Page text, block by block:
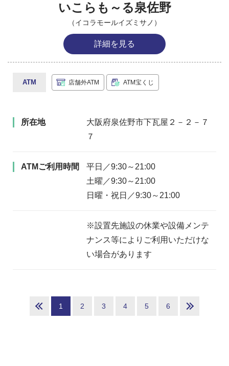
いこらも～る泉佐野
（イコラモールイズミサノ）
詳細を見る
ATM 店舗外ATM ATM宝くじ
所在地
大阪府泉佐野市下瓦屋２－２－７
７
ATMご利用時間
平日／9:30～21:00
土曜／9:30～21:00
日曜・祝日／9:30～21:00
※設置先施設の休業や設備メンテ
ナンス等によりご利用いただけな
い場合があります
1 2 3 4 5 6